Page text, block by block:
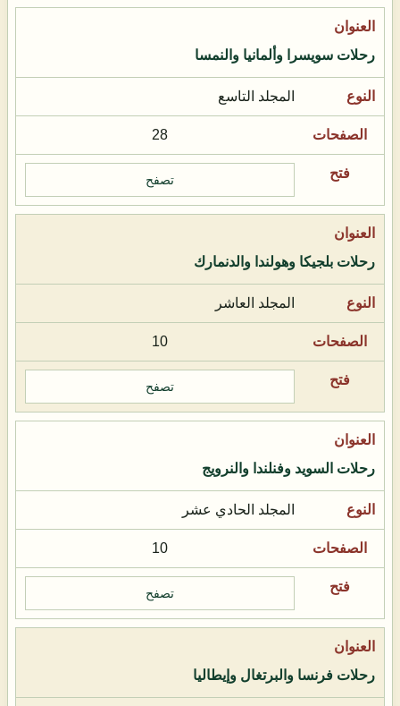
رحلات سويسرا وألمانيا والنمسا
المجلد التاسع
28
تصفح
رحلات بلجيكا وهولندا والدنمارك
المجلد العاشر
10
تصفح
رحلات السويد وفنلندا والنرويج
المجلد الحادي عشر
10
تصفح
رحلات فرنسا والبرتغال وإيطاليا